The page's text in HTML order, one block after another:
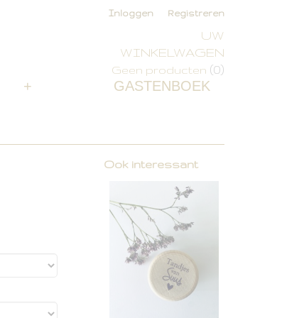
Inloggen Registreren
UW
WINKELWAGEN
Geen producten (0)
GASTENBOEK
+
Ook interessant